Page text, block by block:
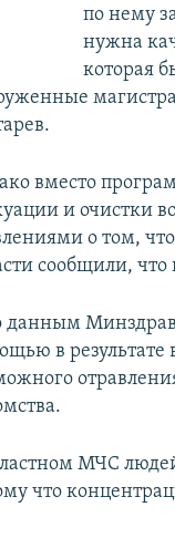
по нему
нужна
которая
вместо
и очистки
о том,
сообщили, что
данным
в результате
МЧС
что